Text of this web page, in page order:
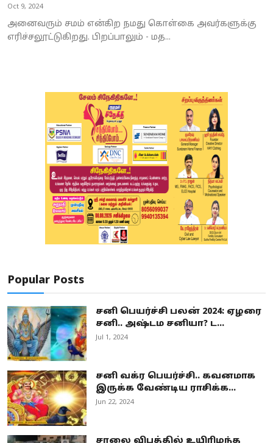
Spirituality
Weather
Oct 9, 2024
அனைவரும் சமம் என்கிற நமது கொள்கை அவர்களுக்கு
எரிச்சலூட்டுகிறது. பிறப்பாலும் - மத...
Popular Posts
சனி பெயர்ச்சி பலன் 2024: ஏழரை
சனி.. அஷ்டம சனியா? ட...
Jul 1, 2024
சனி வக்ர பெயர்ச்சி.. கவனமாக
இருக்க வேண்டிய ராசிக்க...
Jun 22, 2024